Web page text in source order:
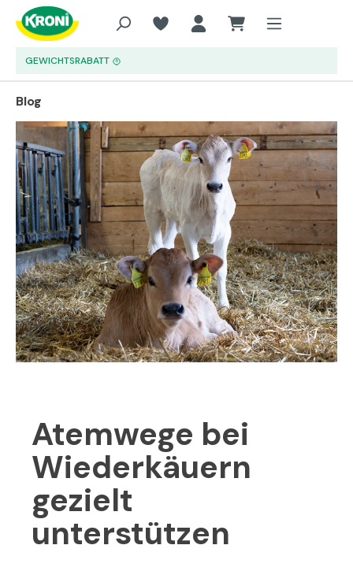
Zum Hauptinhalt springen
GEWICHTSRABATT
Blog
Atemwege bei
Wiederkäuern
gezielt
unterstützen